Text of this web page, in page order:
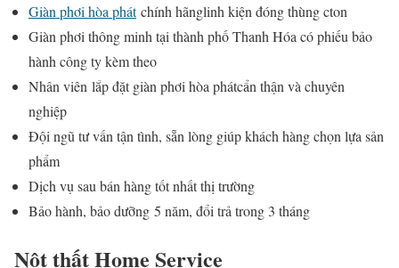
Giàn phơi hòa phátchính hãnglinh kiện đóng thùng cton
Giàn phơi thông minh tại thành phố Thanh Hóa có phiếu bảo
hành công ty kèm theo
Nhân viên lắp đặt giàn phơi hòa phátcẩn thận và chuyên
nghiệp
Đội ngũ tư vấn tận tình, sẵn lòng giúp khách hàng chọn lựa sản
phẩm
Dịch vụ sau bán hàng tốt nhất thị trường
Bảo hành, bảo dưỡng 5 năm, đổi trả trong 3 tháng
Nột thất Home Service